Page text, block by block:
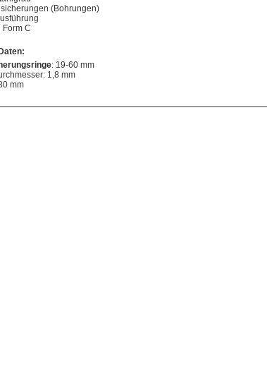
(Bohrungen)
Form C
: 19-60 mm
1,8 mm
mm